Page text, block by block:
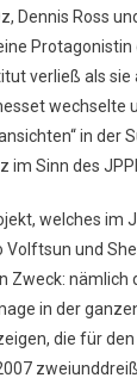
Dennis Ross
verließ als
wechselte
in der
im Sinn des
welches
Volftsun und
Zweck: nämlich
in der
die für